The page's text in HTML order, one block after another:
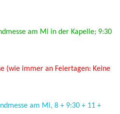
am Mi in der Kapelle; 9:30
(wie immer an Feiertagen: Keine
am Mi, 8 + 9:30 + 11 +